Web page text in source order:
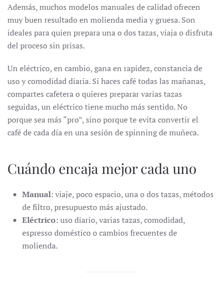
Además, muchos modelos manuales de calidad ofrecen
muy buen resultado en molienda media y gruesa. Son
ideales para quien prepara una o dos tazas, viaja o disfruta
del proceso sin prisas.
Un eléctrico, en cambio, gana en rapidez, constancia de
uso y comodidad diaria. Si haces café todas las mañanas,
compartes cafetera o quieres preparar varias tazas
seguidas, un eléctrico tiene mucho más sentido. No
porque sea más “pro”, sino porque te evita convertir el
café de cada día en una sesión de spinning de muñeca.
Cuándo encaja mejor cada uno
Manual: viaje, poco espacio, una o dos tazas, métodos
de filtro, presupuesto más ajustado.
Eléctrico: uso diario, varias tazas, comodidad,
espresso doméstico o cambios frecuentes de
molienda.